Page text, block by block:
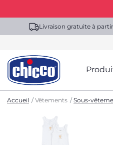
Livraison gratuite à
Accueil Vêtements Sous-